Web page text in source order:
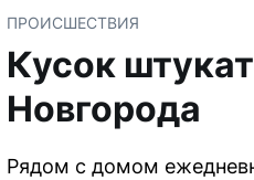
ПРОИСШЕСТВИЯ
Кусок
Новгорода
Рядом с домом